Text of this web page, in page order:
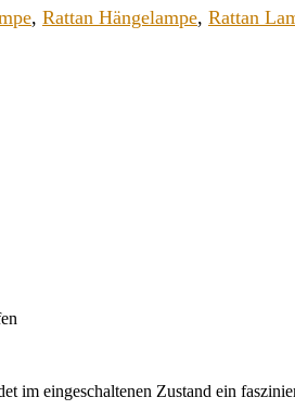
, Rattan Hängelampe, Rattan
im eingeschaltenen Zustand ein